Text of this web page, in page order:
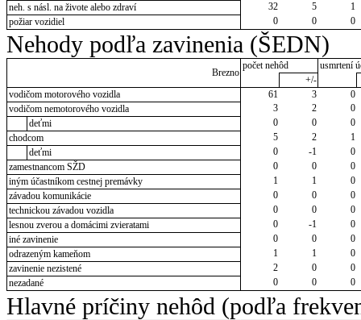
neh. s násl. na živote alebo zdraví
32 5
1
požiar vozidiel
0 0 0
Nehody podľa zavinenia (ŠEDN)
Brezno
počet nehôd
usmrtení
+/-
vodičom motorového vozidla
61 3
0
vodičom nemotorového vozidla
3 2
0
deťmi
0 0
0
chodcom
5 2
1
deťmi
0 -1
0
zamestnancom SŽD
0 0
0
iným účastníkom cestnej premávky
1 1
0
závadou komunikácie
0 0
0
technickou závadou vozidla
0 0
0
lesnou zverou a domácimi zvieratami
0 -1
0
iné zavinenie
0 0
0
odrazeným kameňom
1 1
0
zavinenie nezistené
2 0
0
nezadané
0 0 0
Hlavné príčiny nehôd (podľa